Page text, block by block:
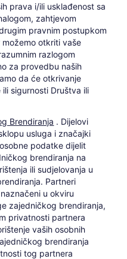
prava i/ili usklađenost sa
zahtjevom
pravnim postupkom
otkriti vaše
razlogom
za provedbu naših
da će otkrivanje
sigurnosti Društva ili
Brendiranja . Dijelovi
usluga i značajki
podatke dijelit
brendiranja na
ili sudjelovanja u
Partneri
u okviru
zajedničkog brendiranja,
privatnosti partnera
vaših osobnih
brendiranja
tog partnera